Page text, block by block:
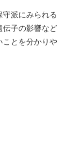
派にみられる
伝子の影響など
ことを分かりや